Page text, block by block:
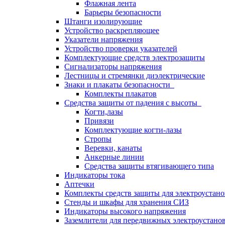
Флажная лента
Барьеры безопасности
Штанги изолирующие
Устройство раскрепляющее
Указатели напряжения
Устройство проверки указателей
Комплектующие средств электрозащиты
Сигнализаторы напряжения
Лестницы и стремянки диэлектрические
Знаки и плакаты безопасности
Комплекты плакатов
Средства защиты от падения с высоты
Когти,лазы
Привязи
Комплектующие когти-лазы
Стропы
Веревки, канаты
Анкерные линии
Средства защиты втягивающего типа
Индикаторы тока
Аптечки
Комплекты средств защиты для
Стенды и шкафы для хранения СИЗ
Индикаторы высокого напряжения
Заземлители для передвижных